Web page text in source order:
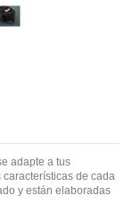
adapte a tus
de cada
y están elaboradas